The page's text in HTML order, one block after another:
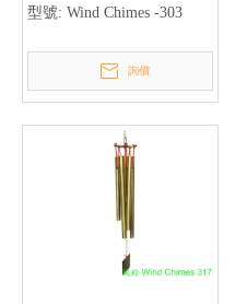
型號: Wind Chimes -303
詢價